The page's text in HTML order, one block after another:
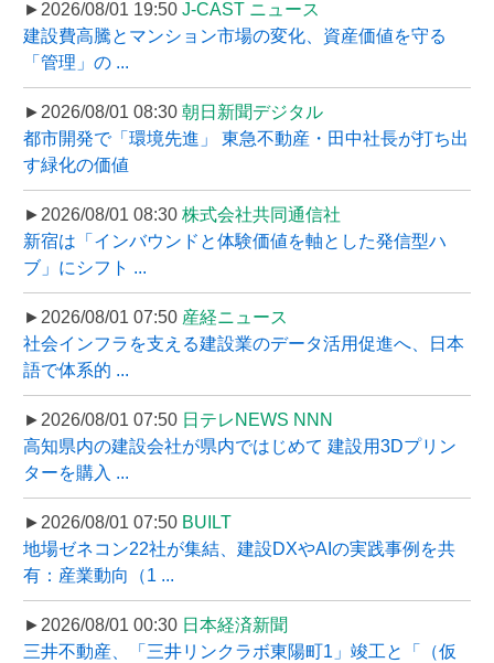
►2026/08/01 19:50 J-CAST ニュース
建設費高騰とマンション市場の変化、資産価値を守る
「管理」の ...
►2026/08/01 08:30 朝日新聞デジタル
都市開発で「環境先進」 東急不動産・田中社長が打ち出
す緑化の価値
►2026/08/01 08:30 株式会社共同通信社
新宿は「インバウンドと体験価値を軸とした発信型ハ
ブ」にシフト ...
►2026/08/01 07:50 産経ニュース
社会インフラを支える建設業のデータ活用促進へ、日本
語で体系的 ...
►2026/08/01 07:50 日テレNEWS NNN
高知県内の建設会社が県内ではじめて 建設用3Dプリン
ターを購入 ...
►2026/08/01 07:50 BUILT
地場ゼネコン22社が集結、建設DXやAIの実践事例を共
有：産業動向（1 ...
►2026/08/01 00:30 日本経済新聞
三井不動産、「三井リンクラボ東陽町1」竣工と「（仮